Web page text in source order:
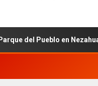
en Nezahualcóyotl